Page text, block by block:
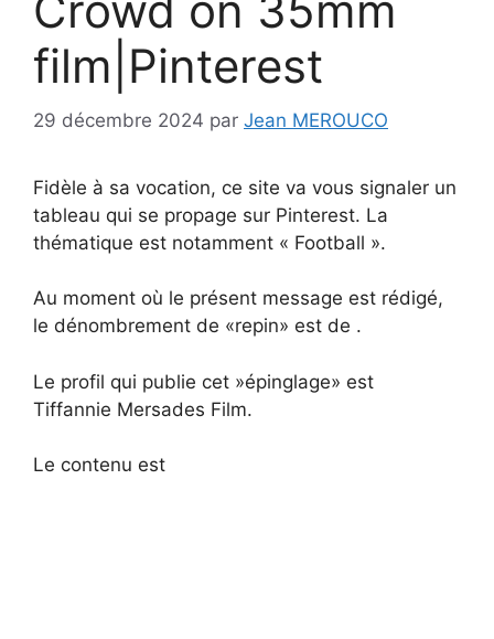
film|Pinterest
29 décembre 2024 par Jean MEROUCO
Fidèle à sa vocation, ce site va vous signaler un
tableau qui se propage sur Pinterest. La
thématique est notamment « Football ».
Au moment où le présent message est rédigé,
le dénombrement de «repin» est de .
Le profil qui publie cet »épinglage» est
Tiffannie Mersades Film.
Le contenu est